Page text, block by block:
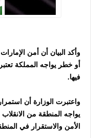
وأكد البيان أن أمن
أو خطر يواجه المملكة
فيها.
واعتبرت الوزارة أن
يواجه المنطقة من
الأمن والاستقرار في